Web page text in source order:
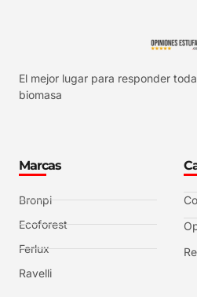
El mejor lugar para responder
biomasa
Marcas
Bronpi
Ecoforest
Ferlux
Ravelli